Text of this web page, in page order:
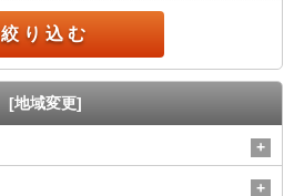
絞り込む
[地域変更]